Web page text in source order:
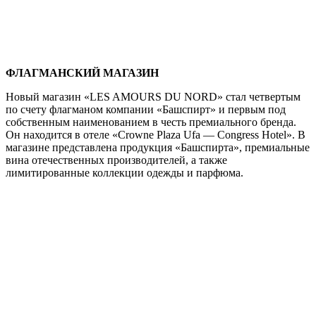
ФЛАГМАНСКИЙ МАГАЗИН
Новый магазин «LES AMOURS DU NORD» стал четвертым
по счету флагманом компании «Башспирт» и первым под
собственным наименованием в честь премиального бренда.
Он находится в отеле «Crowne Plaza Ufa — Congress Hotel». В
магазине представлена продукция «Башспирта», премиальные
вина отечественных производителей, а также
лимитированные коллекции одежды и парфюма.